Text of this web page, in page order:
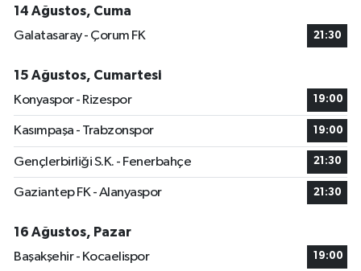
14 Ağustos, Cuma
Galatasaray - Çorum FK
21:30
15 Ağustos, Cumartesi
Konyaspor - Rizespor
19:00
Kasımpaşa - Trabzonspor 19:00
Gençlerbirliği S.K. - Fenerbahçe 21:30
Gaziantep FK - Alanyaspor 21:30
16 Ağustos, Pazar
Başakşehir - Kocaelispor
19:00